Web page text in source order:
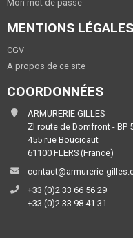
Mon mot de passe
MENTIONS LÉGALES
CGV
A propos de ce site
COORDONNÉES
ARMURERIE GILLES
ZI route de Domfront - BP
455 rue Boucicaut
61100 FLERS (France)
contact@armurerie-
+33 (0)2 33 66 56 29
+33 (0)2 33 98 41 31